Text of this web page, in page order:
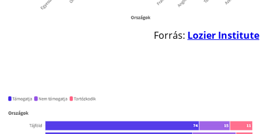
Forrás: Lozier Institute